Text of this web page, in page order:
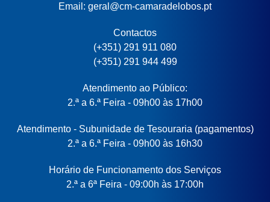
Email: geral@cm-camaradelobos.pt
Contactos
(+351) 291 911 080
(+351) 291 944 499
Atendimento ao Público:
2.ª a 6.ª Feira - 09h00 às 17h00
Atendimento - Subunidade de Tesouraria (pagamentos)
2.ª a 6.ª Feira - 09h00 às 16h30
Horário de Funcionamento dos Serviços
2.ª a 6ª Feira - 09:00h às 17:00h